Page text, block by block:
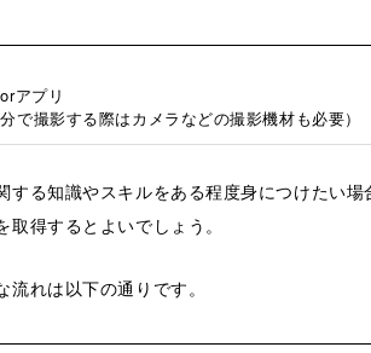
アプリ
で撮影する際はカメラなどの撮影機材も必要）
する知識やスキルをある程度身につけたい
取得するとよいでしょう。
れは以下の通りです。